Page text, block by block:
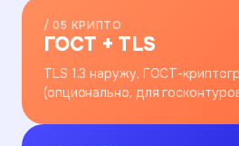
/ 05 КРИПТО
ГОСТ + TLS
TLS 1.3 наружу, ГОСТ-
(опционально, для